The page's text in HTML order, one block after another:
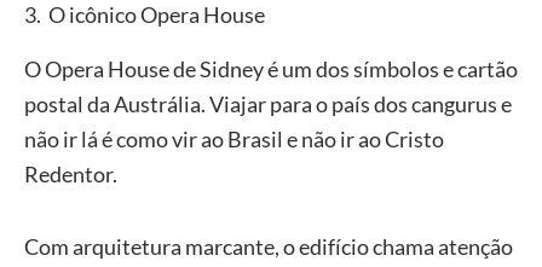
3. O icônico Opera House
O Opera House de Sidney é um dos símbolos e cartão
postal da Austrália. Viajar para o país dos cangurus e
não ir lá é como vir ao Brasil e não ir ao Cristo
Redentor.
Com arquitetura marcante, o edifício chama atenção